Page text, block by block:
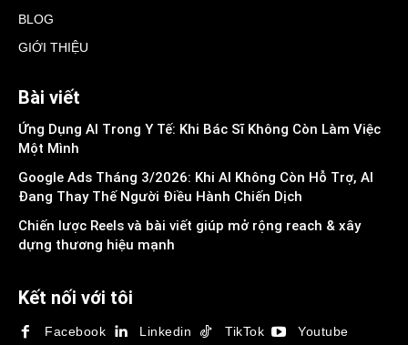
BLOG
GIỚI THIỆU
Bài viết
Ứng Dụng AI Trong Y Tế: Khi Bác Sĩ Không Còn Làm Việc
Một Mình
Google Ads Tháng 3/2026: Khi AI Không Còn Hỗ Trợ, AI
Đang Thay Thế Người Điều Hành Chiến Dịch
Chiến lược Reels và bài viết giúp mở rộng reach & xây
dựng thương hiệu mạnh
Kết nối với tôi
Facebook Linkedin TikTok Youtube